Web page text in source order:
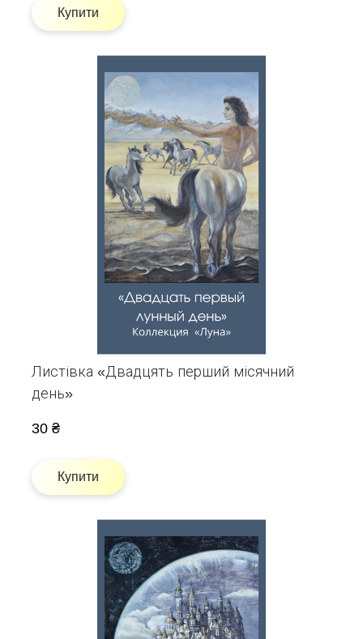
Купити
Листівка «Двадцять перший місячний
день»
30 ₴
Купити